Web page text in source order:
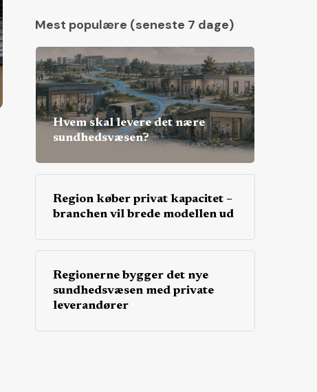
Mest populære (seneste 7 dage)
Hvem skal levere det nære
sundhedsvæsen?
Region køber privat kapacitet –
branchen vil brede modellen ud
Regionerne bygger det nye
sundhedsvæsen med private
leverandører